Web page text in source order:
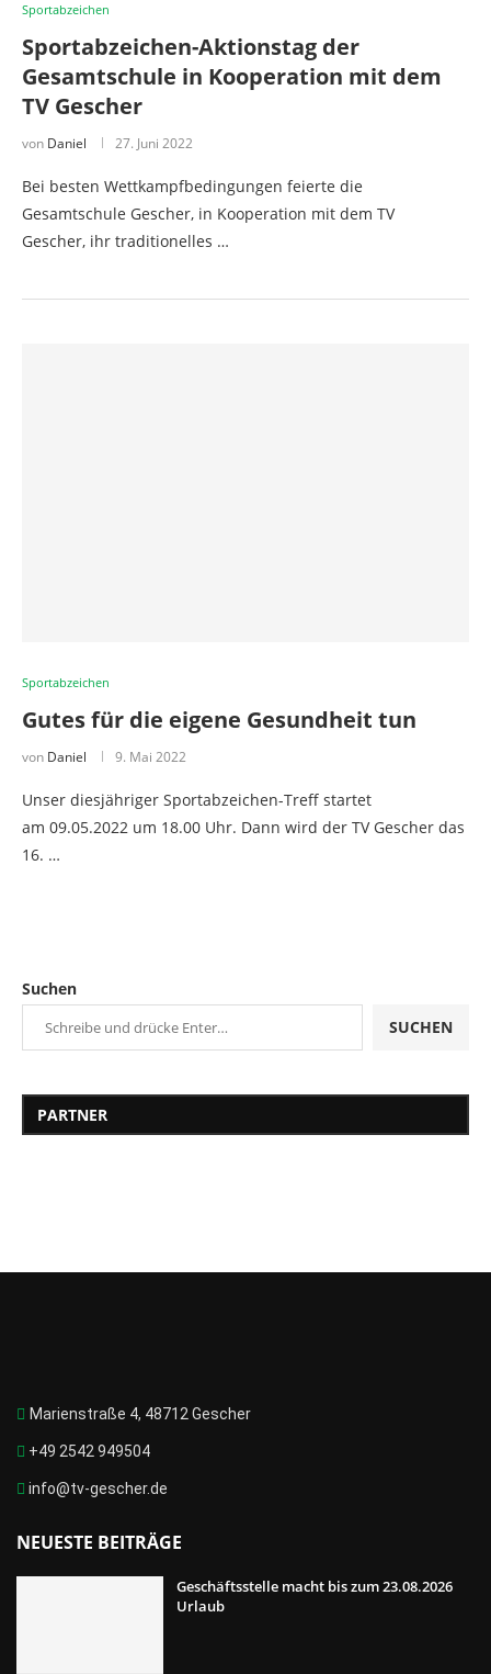
Sportabzeichen
Sportabzeichen-Aktionstag der
Gesamtschule in Kooperation mit dem
TV Gescher
von Daniel 27. Juni 2022
Bei besten Wettkampfbedingungen feierte die
Gesamtschule Gescher, in Kooperation mit dem TV
Gescher, ihr traditionelles …
Sportabzeichen
Gutes für die eigene Gesundheit tun
von Daniel 9. Mai 2022
Unser diesjähriger Sportabzeichen-Treff startet
am 09.05.2022 um 18.00 Uhr. Dann wird der TV Gescher das
16. …
Suchen
SUCHEN
PARTNER
Marienstraße 4, 48712 Gescher
+49 2542 949504
info@tv-gescher.de
NEUESTE BEITRÄGE
Geschäftsstelle macht bis zum 23.08.2026
Urlaub